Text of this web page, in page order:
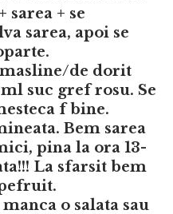
sarea + se
sarea, apoi se
masline/de dorit
suc gref rosu. Se
f bine.
Bem sarea
pina la ora 13-
La sfarsit bem
o salata sau